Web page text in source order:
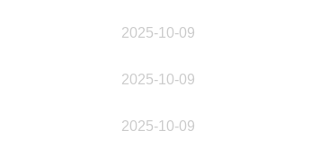
2025-10-09
2025-10-09
2025-10-09